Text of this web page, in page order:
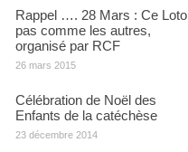
Rappel …. 28 Mars : Ce Loto
pas comme les autres,
organisé par RCF
26 mars 2015
Célébration de Noël des
Enfants de la catéchèse
23 décembre 2014